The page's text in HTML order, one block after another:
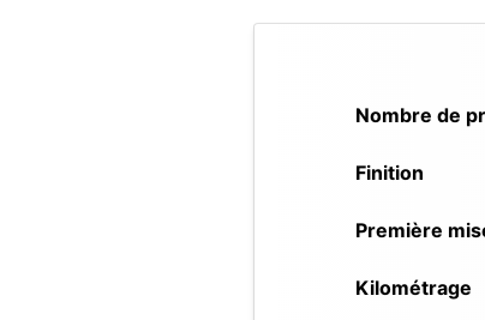
Nombre de
Finition
Première
Kilométrage